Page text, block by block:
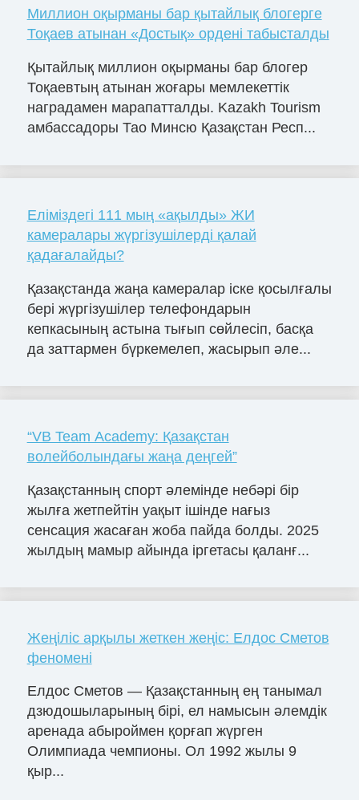
Миллион оқырманы бар қытайлық блогерге
Тоқаев атынан «Достық» ордені табысталды
Қытайлық миллион оқырманы бар блогер
Тоқаевтың атынан жоғары мемлекеттік
наградамен марапатталды. Kazakh Tourism
амбассадоры Тао Минсю Қазақстан Респ...
Еліміздегі 111 мың «ақылды» ЖИ
камералары жүргізушілерді қалай
қадағалайды?
Қазақстанда жаңа камералар іске қосылғалы
бері жүргізушілер телефондарын
кепкасының астына тығып сөйлесіп, басқа
да заттармен бүркемелеп, жасырып әле...
“VB Team Academy: Қазақстан
волейболындағы жаңа деңгей”
Қазақстанның спорт әлемінде небәрі бір
жылға жетпейтін уақыт ішінде нағыз
сенсация жасаған жоба пайда болды. 2025
жылдың мамыр айында іргетасы қаланғ...
Жеңіліс арқылы жеткен жеңіс: Елдос Сметов
феномені
Елдос Сметов — Қазақстанның ең танымал
дзюдошыларының бірі, ел намысын әлемдік
аренада абыроймен қорғап жүрген
Олимпиада чемпионы. Ол 1992 жылы 9
қыр...